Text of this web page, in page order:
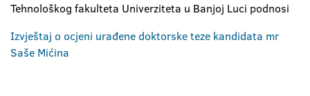
Tehnološkog fakulteta Univerziteta u Banjoj Luci podnosi
Izvještaj o ocjeni urađene doktorske teze kandidata mr
Saše Mićina